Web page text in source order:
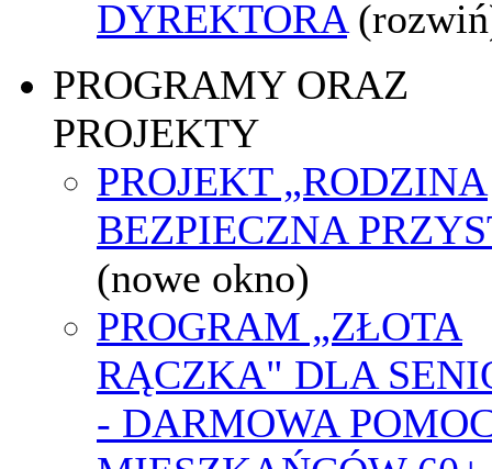
DYREKTORA
PROGRAMY ORAZ
PROJEKTY
PROJEKT „RODZINA
BEZPIECZNA
(nowe okno)
PROGRAM „ZŁOTA
RĄCZKA" DLA
- DARMOWA